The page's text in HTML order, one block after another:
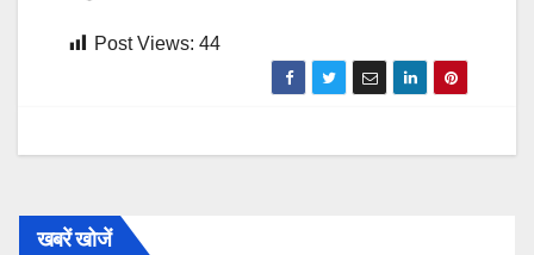
Post Views: 44
खबरें खोजें